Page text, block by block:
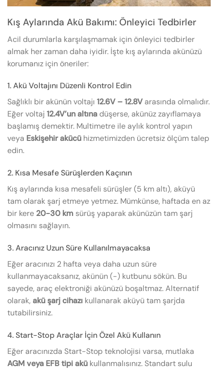
Kış Aylarında Akü Bakımı: Önleyici Tedbirler
Acil durumlarla karşılaşmamak için önleyici tedbirler
almak her zaman daha iyidir. İşte kış aylarında akünüzü
korumanız için öneriler:
1. Akü Voltajını Düzenli Kontrol Edin
Sağlıklı bir akünün voltajı 12.6V – 12.8V arasında olmalıdır.
Eğer voltaj 12.4V’un altınadüşerse, akünüz zayıflamaya
başlamış demektir. Multimetre ile aylık kontrol yapın
veya Eskişehir akücü hizmetimizden ücretsiz ölçüm talep
edin.
2. Kısa Mesafe Sürüşlerden Kaçının
Kış aylarında kısa mesafeli sürüşler (5 km altı), aküyü
tam olarak şarj etmeye yetmez. Mümkünse, haftada en az
bir kere 20-30 km sürüş yaparak akünüzün tam şarj
olmasını sağlayın.
3. Aracınız Uzun Süre Kullanılmayacaksa
Eğer aracınızı 2 hafta veya daha uzun süre
kullanmayacaksanız, akünün (-) kutbunu sökün. Bu
sayede, araç elektroniği akünüzü boşaltmaz. Alternatif
olarak, akü şarj cihazı kullanarak aküyü tam şarjda
tutabilirsiniz.
4. Start-Stop Araçlar İçin Özel Akü Kullanın
Eğer aracınızda Start-Stop teknolojisi varsa, mutlaka
AGM veya EFB tipi akü kullanmalısınız. Standart sulu